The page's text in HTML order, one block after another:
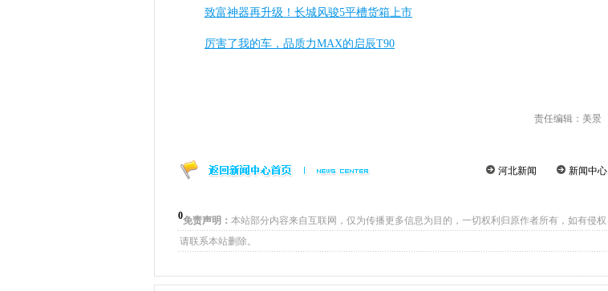
致富神器再升级！长城风骏5平槽货箱上市
厉害了我的车，品质力MAX的启辰T90
责任编辑：美景
新闻中心
河北新闻
0免责声明： 本站部分内容来自互联网，仅为传播更多信息为目的，一切权利归原作者所有，如有侵权
请联系本站删除。